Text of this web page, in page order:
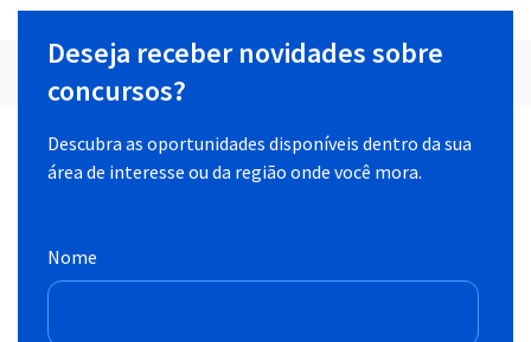
Deseja receber novidades sobre
concursos?
Descubra as oportunidades disponíveis dentro da sua
área de interesse ou da região onde você mora.
Nome